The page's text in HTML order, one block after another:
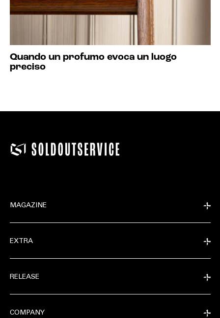
Quando un profumo evoca un luogo
preciso
MAGAZINE
EXTRA
RELEASE
COMPANY